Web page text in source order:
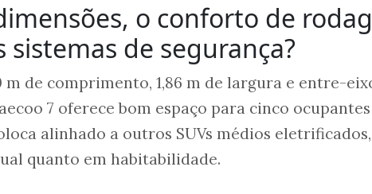
o conforto de
sistemas de segurança?
m de comprimento, 1,86 m de largura e entre-
7 oferece bom espaço para cinco
alinhado a outros SUVs médios eletrificados,
quanto em habitabilidade.